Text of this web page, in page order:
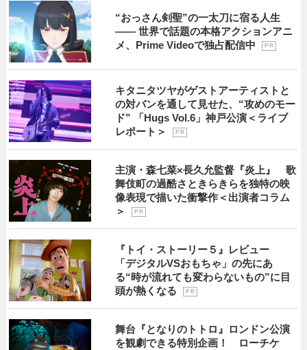
“おっさん剣聖”の一太刀に宿る人生
―― 世界で話題の本格アクションアニ
メ、Prime Videoで独占配信中
P R
キタニタツヤがゲストアーティストと
の対バンを通して見せた、“攻めのモー
ド” 「Hugs Vol.6」神戸公演＜ライブ
レポート＞
P R
主演・森七菜×長久允監督『炎上』 歌
舞伎町の過酷さときらきらを独特の映
像表現で描いた衝撃作＜出演者コラム
＞
P R
『トイ・ストーリー５』レビュー
「デジタルVSおもちゃ」の先にあ
る“時が流れても変わらないもの”に目
頭が熱くなる
P R
舞台『となりのトトロ』ロンドン公演
を観劇できる特別企画！ ローチケ